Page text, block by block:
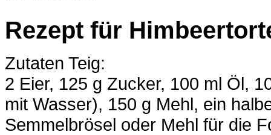
Rezept für
Zutaten Teig:
2 Eier, 125 g Zucker, 100 ml Öl,
mit Wasser), 150 g Mehl, ein
Semmelbrösel oder Mehl für die